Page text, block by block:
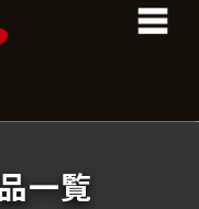
一覧